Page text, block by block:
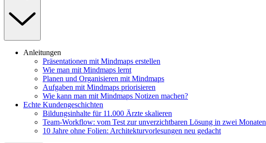
Anleitungen
Präsentationen mit Mindmaps erstellen
Wie man mit Mindmaps lernt
Planen und Organisieren mit Mindmaps
Aufgaben mit Mindmaps priorisieren
Wie kann man mit Mindmaps Notizen machen?
Echte Kundengeschichten
Bildungsinhalte für 11.000 Ärzte skalieren
Team-Workflow: vom Test zur unverzichtbaren Lösung in zwei Monaten
10 Jahre ohne Folien: Architekturvorlesungen neu gedacht